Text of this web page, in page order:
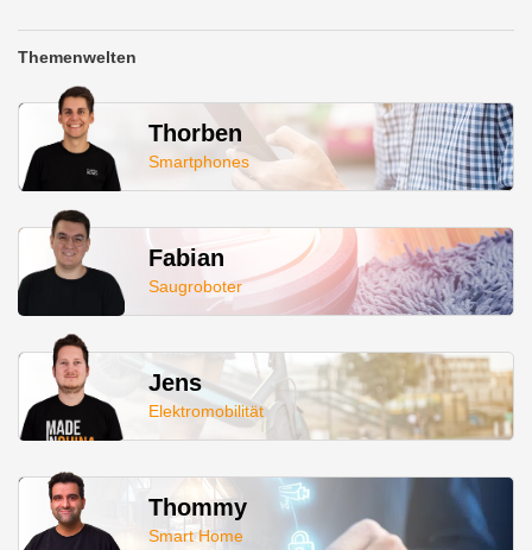
Themenwelten
Thorben
Smartphones
Fabian
Saugroboter
Jens
Elektromobilität
Thommy
Smart Home